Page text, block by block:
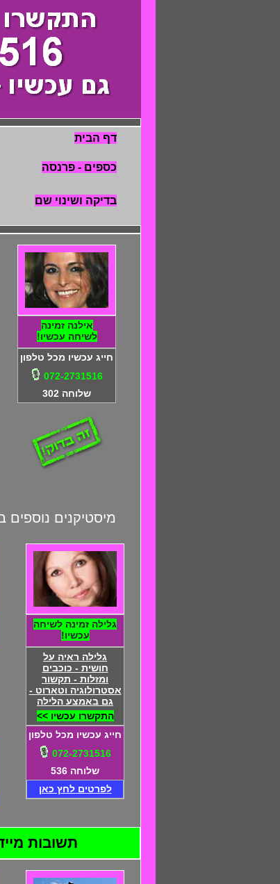
דף הבית
כספים - פרנסה
בדיקה ושינוי שם
אילנה זמינה
לשיחה עכשיו!
חייג עכשיו מכל טלפון
072-2731516
שלוחה 302
מיסטיקנים נוספים
גלילה זמינה לשיחה
עכשיו!
גלילה ראיה על
חושית - כוכבים
ומזלות - תקשור
אסטרולוגיה וטארוט -
גם באמצע הלילה
התקשרו עכשיו >>
חייג עכשיו מכל טלפון
072-2731516
שלוחה 536
לפרטים לחץ כאן
תשובות מיידיות – 24 שעות ביממה – התקשרו 072-